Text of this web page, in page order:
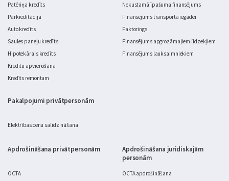
Patēriņa kredīts
Pārkreditācija
Auto kredīts
Saules paneļu kredīts
Hipotekārais kredīts
Kredītu apvienošana
Kredīts remontam
Pakalpojumi privātpersonām
Elektrības cenu salīdzināšana
Nekustamā īpašuma finansējums
Finansējums transporta iegādei
Faktorings
Finansējums apgrozāmajiem līdzekļiem
Finansējums lauksaimniekiem
Apdrošināšana privātpersonām
OCTA
Apdrošināšana juridiskajām
personām
OCTA apdrošināšana